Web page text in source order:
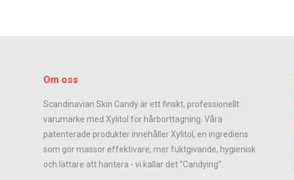
Om oss
Scandinavian Skin Candy är ett finskt, professionellt
varumärke med Xylitol för hårborttagning. Våra
patenterade produkter innehåller Xylitol, en ingrediens
som gör massor effektivare, mer fuktgivande, hygienisk
och lättare att hantera - vi kallar det ”Candying”.